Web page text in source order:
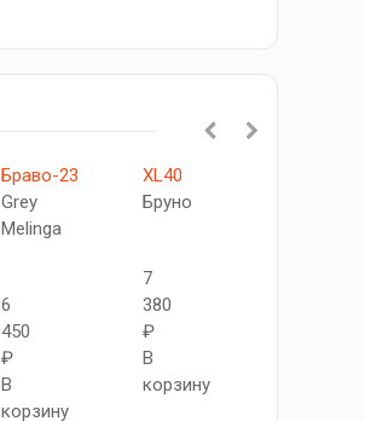
Браво-23
Grey
Melinga
6
450
₽
В
корзину
XL40
Бруно
7
380
₽
В
корзину